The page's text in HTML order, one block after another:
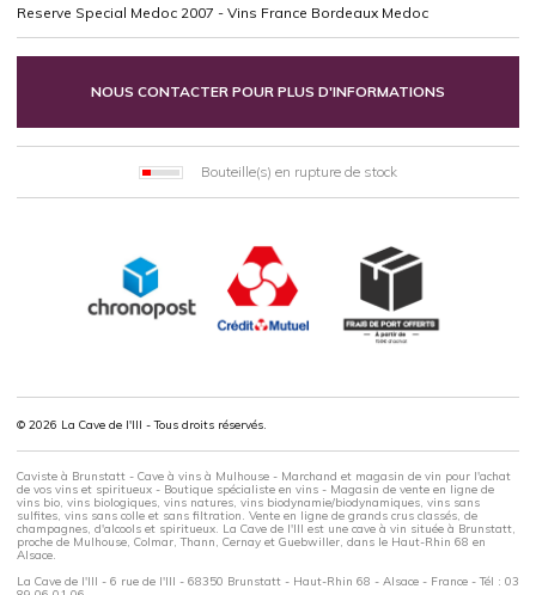
Reserve Special Medoc 2007 - Vins France Bordeaux Medoc
NOUS CONTACTER POUR PLUS D'INFORMATIONS
Bouteille(s) en rupture de stock
© 2026 La Cave de l'Ill - Tous droits réservés.
Caviste à Brunstatt - Cave à vins à Mulhouse - Marchand et magasin de vin pour l'achat
de vos vins et spiritueux - Boutique spécialiste en vins - Magasin de vente en ligne de
vins bio, vins biologiques, vins natures, vins biodynamie/biodynamiques, vins sans
sulfites, vins sans colle et sans filtration. Vente en ligne de grands crus classés, de
champagnes, d'alcools et spiritueux. La Cave de l'Ill est une cave à vin située à Brunstatt,
proche de Mulhouse, Colmar, Thann, Cernay et Guebwiller, dans le Haut-Rhin 68 en
Alsace.
La Cave de l'Ill - 6 rue de l'Ill - 68350 Brunstatt - Haut-Rhin 68 - Alsace - France - Tél : 03